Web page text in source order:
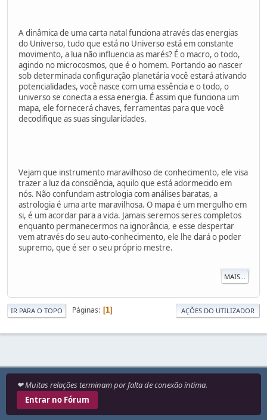
A dinâmica de uma carta natal funciona através das energias
do Universo, tudo que está no Universo está em constante
movimento, a lua não influencia as marés? É o macro, o todo,
agindo no microcosmos, que é o homem. Portando ao nascer
sob determinada configuração planetária você estará ativando
potencialidades, você nasce com uma essência e o todo, o
universo se conecta a essa energia. É assim que funciona um
mapa, ele fornecerá chaves, ferramentas para que você
decodifique as suas singularidades.
Vejam que instrumento maravilhoso de conhecimento, ele visa
trazer a luz da consciência, aquilo que está adormecido em
nós. Não confundam astrologia com análises baratas, a
astrologia é uma arte maravilhosa. O mapa é um mergulho em
si, é um acordar para a vida. Jamais seremos seres completos
enquanto permanecermos na ignorância, e esse despertar
vem através do seu auto-conhecimento, ele lhe dará o poder
supremo, que é ser o seu próprio mestre.
MAIS...
IR PARA O TOPO Páginas 1 AÇÕES DO UTILIZADOR
❤ Muitas relações terminam por falta de conexão íntima.
Entrar no Fórum